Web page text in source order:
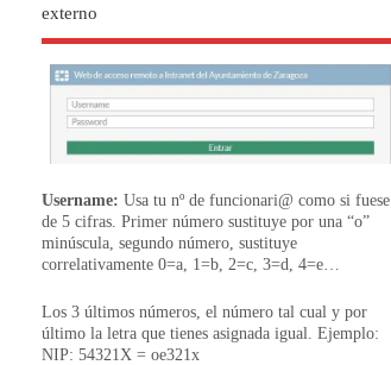
externo
Username: Usa tu nº de funcionari@ como si fuese
de 5 cifras. Primer número sustituye por una “o”
minúscula, segundo número, sustituye
correlativamente 0=a, 1=b, 2=c, 3=d, 4=e…
Los 3 últimos números, el número tal cual y por
último la letra que tienes asignada igual. Ejemplo:
NIP: 54321X = oe321x